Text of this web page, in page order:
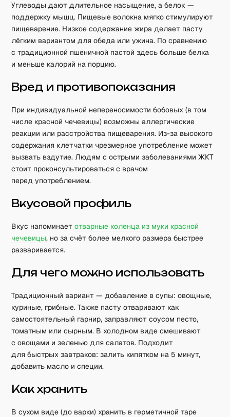
Углеводы дают длительное насыщение, а белок —
поддержку мышц. Пищевые волокна мягко стимулируют
пищеварение. Низкое содержание жира делает пасту
лёгким вариантом для обеда или ужина. По сравнению
с традиционной пшеничной пастой здесь больше белка
и меньше калорий на порцию.
Вред и противопоказания
При индивидуальной непереносимости бобовых (в том
числе красной чечевицы) возможны аллергические
реакции или расстройства пищеварения. Из-за высокого
содержания клетчатки чрезмерное употребление может
вызвать вздутие. Людям с острыми заболеваниями ЖКТ
стоит проконсультироваться с врачом
перед употреблением.
Вкусовой профиль
Вкус напоминаетотварные коленца из муки красной
чечевицы, но за счёт более мелкого размера быстрее
разваривается.
Для чего можно использовать
Традиционный вариант — добавление в супы: овощные,
куриные, грибные. Также пасту отваривают как
самостоятельный гарнир, заправляют соусом песто,
томатным или сырным. В холодном виде смешивают
с овощами и зеленью для салатов. Подходит
для быстрых завтраков: залить кипятком на 5 минут,
добавить масло и специи.
Как хранить
В сухом виде (до варки) хранить в герметичной таре